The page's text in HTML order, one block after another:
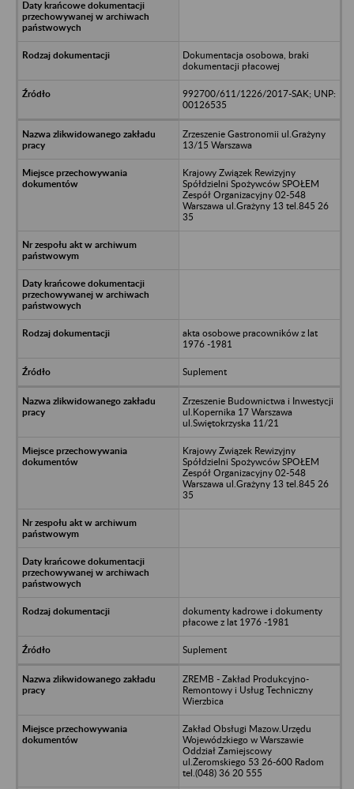
Dokumentacja osobowa, braki
dokumentacji płacowej
992700/611/1226/2017-SAK; UNP:
00126535
Zrzeszenie Gastronomii ul.Grażyny
13/15 Warszawa
Krajowy Związek Rewizyjny
Spółdzielni Spożywców SPOŁEM
Zespół Organizacyjny 02-548
Warszawa ul.Grażyny 13 tel.845 26
35
akta osobowe pracowników z lat
1976 -1981
Suplement
Zrzeszenie Budownictwa i Inwestycji
ul.Kopernika 17 Warszawa
ul.Swiętokrzyska 11/21
Krajowy Związek Rewizyjny
Spółdzielni Spożywców SPOŁEM
Zespół Organizacyjny 02-548
Warszawa ul.Grażyny 13 tel.845 26
35
dokumenty kadrowe i dokumenty
płacowe z lat 1976 -1981
Suplement
ZREMB - Zakład Produkcyjno-
Remontowy i Usług Techniczny
Wierzbica
Zakład Obsługi Mazow.Urzędu
Wojewódzkiego w Warszawie
Oddział Zamiejscowy
ul.Żeromskiego 53 26-600 Radom
tel.(048) 36 20 555